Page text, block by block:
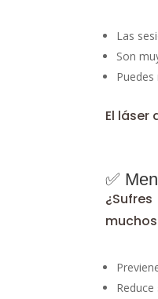
Las
Son
El
✅